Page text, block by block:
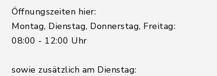
Öffnungszeiten hier:
Montag, Dienstag, Donnerstag, Freitag:
08:00 - 12:00 Uhr
sowie zusätzlich am Dienstag: